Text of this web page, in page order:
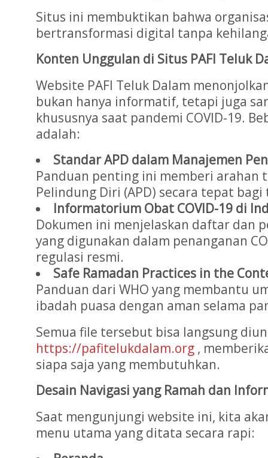
Situs ini membuktikan bahwa
bertransformasi digital tanpa
Konten Unggulan di Situs PAFI Teluk
Website PAFI Teluk Dalam
bukan hanya informatif, tetapi juga
khususnya saat pandemi COVID-19.
adalah:
Standar APD dalam Manajemen
Panduan penting ini memberi arahan
Pelindung Diri (APD) secara tepat
Informatorium Obat COVID-19 di
Dokumen ini menjelaskan daftar dan
yang digunakan dalam penanganan
regulasi resmi.
Safe Ramadan Practices in the
Panduan dari WHO yang membantu
ibadah puasa dengan aman selama
Semua file tersebut bisa langsung
https://pafitelukdalam.org,
siapa saja yang membutuhkan.
Desain Navigasi yang Ramah dan
Saat mengunjungi website ini, kita
menu utama yang ditata secara rapi: